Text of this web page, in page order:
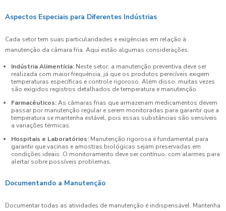
Aspectos Especiais para Diferentes Indústrias
Cada setor tem suas particularidades e exigências em relação à
manutenção da câmara fria. Aqui estão algumas considerações:
Indústria Alimentícia: Neste setor, a manutenção preventiva deve ser
realizada com maior frequência, já que os produtos perecíveis exigem
temperaturas específicas e controle rigoroso. Além disso, muitas vezes
são exigidos registros detalhados de temperatura e manutenção.
Farmacêuticos:As câmaras frias que armazenam medicamentos devem
passar por manutenção regular e serem monitoradas para garantir que a
temperatura se mantenha estável, pois essas substâncias são sensíveis
a variações térmicas.
Hospitais e Laboratórios: Manutenção rigorosa é fundamental para
garantir que vacinas e amostras biológicas sejam preservadas em
condições ideais. O monitoramento deve ser contínuo, com alarmes para
alertar sobre possíveis problemas.
Documentando a Manutenção
Documentar todas as atividades de manutenção é indispensável. Mantenha